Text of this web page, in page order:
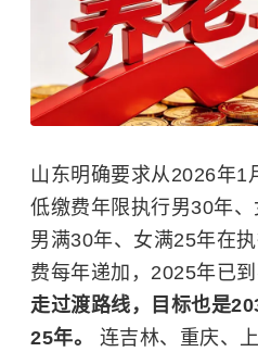
山东明确要求从2026年1
低缴费年限执行男30年
男满30年、女满25年在
费每年递加，2025年已
走过渡路线，目标也是
25年。 连吉林、重庆、